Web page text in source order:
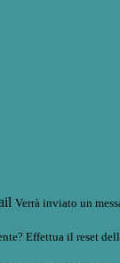
Verrà inviato un
Effettua il reset